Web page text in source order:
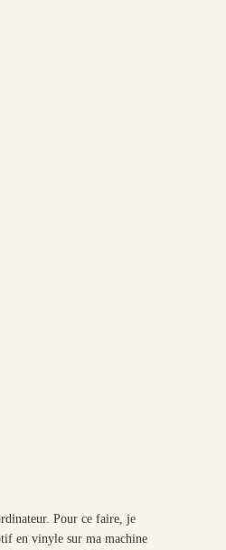
Pour ce faire, je
en vinyle sur ma machine